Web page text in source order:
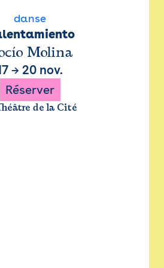
danse
Molina
→ 20 nov.
Réserver
de la Cité